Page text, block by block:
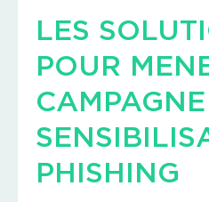
LES
POUR
PHISHING